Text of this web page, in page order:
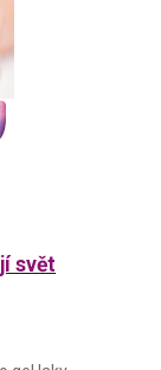
svět